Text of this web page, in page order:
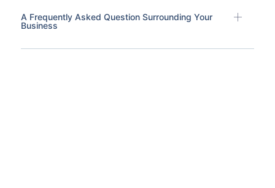
A Frequently Asked Question Surrounding Your
Business